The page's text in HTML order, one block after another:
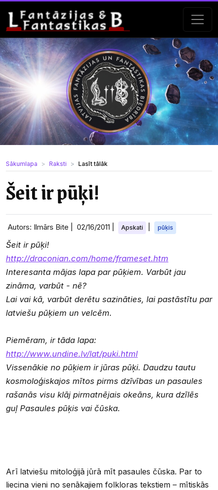
Sākumlapa Raksti Lasīt tālāk
Šeit ir pūķi!
Autors: Ilmārs Bite | 02/16/2011 Apskati pūķis
Šeit ir pūķi!
http://draconian.com/home/frameset.htm
Interesanta mājas lapa par pūķiem. Varbūt jau
zināma, varbūt - nē?
Lai vai kā, varbūt derētu sazināties, lai pastāstītu par
latviešu pūķiem un velcēm.
Piemēram, ir tāda lapa:
http://www.undine.lv/lat/puki.html
Vissenākie no pūķiem ir jūras pūķi. Daudzu tautu
kosmoloģiskajos mītos pirms dzīvības un pasaules
rašanās visu klāj pirmatnējais okeāns, kura dzīlēs
guļ Pasaules pūķis vai čūska.
Arī latviešu mitoloģijā jūrā mīt pasaules čūska. Par to
liecina vieni no senākajiem folkloras tekstiem – mītiskās